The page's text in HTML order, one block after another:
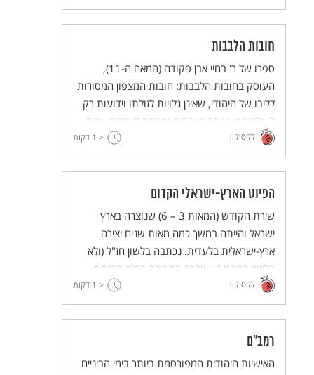
חובות הלבבות
ספרו של ר' בחיי אבן פקודה (המאה ה-11),
העוסק בחובות הלבבות: חובות המצפון המסורות
לליבו של היהודי, שאינן גלויות לזולתו וידועות רק
לו ולבוראו. נכתב בערבית ותורגם לעברית, והיה
לאחד מספרי ההגות היהודית המשפיעים בדורו
ולדורות.
לקסיקון < 1 דקות
הפיוט הארץ-ישראלי הקדום
שירת הקודש (המאות 3 – 6) שנוצרה בארץ
ישראל והייתה במשך כמה מאות שנים יצירה
ארץ-ישראלית בלעדית. נכתבה בלשון חז"ל (ולא
בלשון המקרא) ושולבה בתפילה בבית הכנסת.
לקסיקון < 1 דקות
רמב"ם
האישיות היהודית המפורסמת ביותר בימי הביניים